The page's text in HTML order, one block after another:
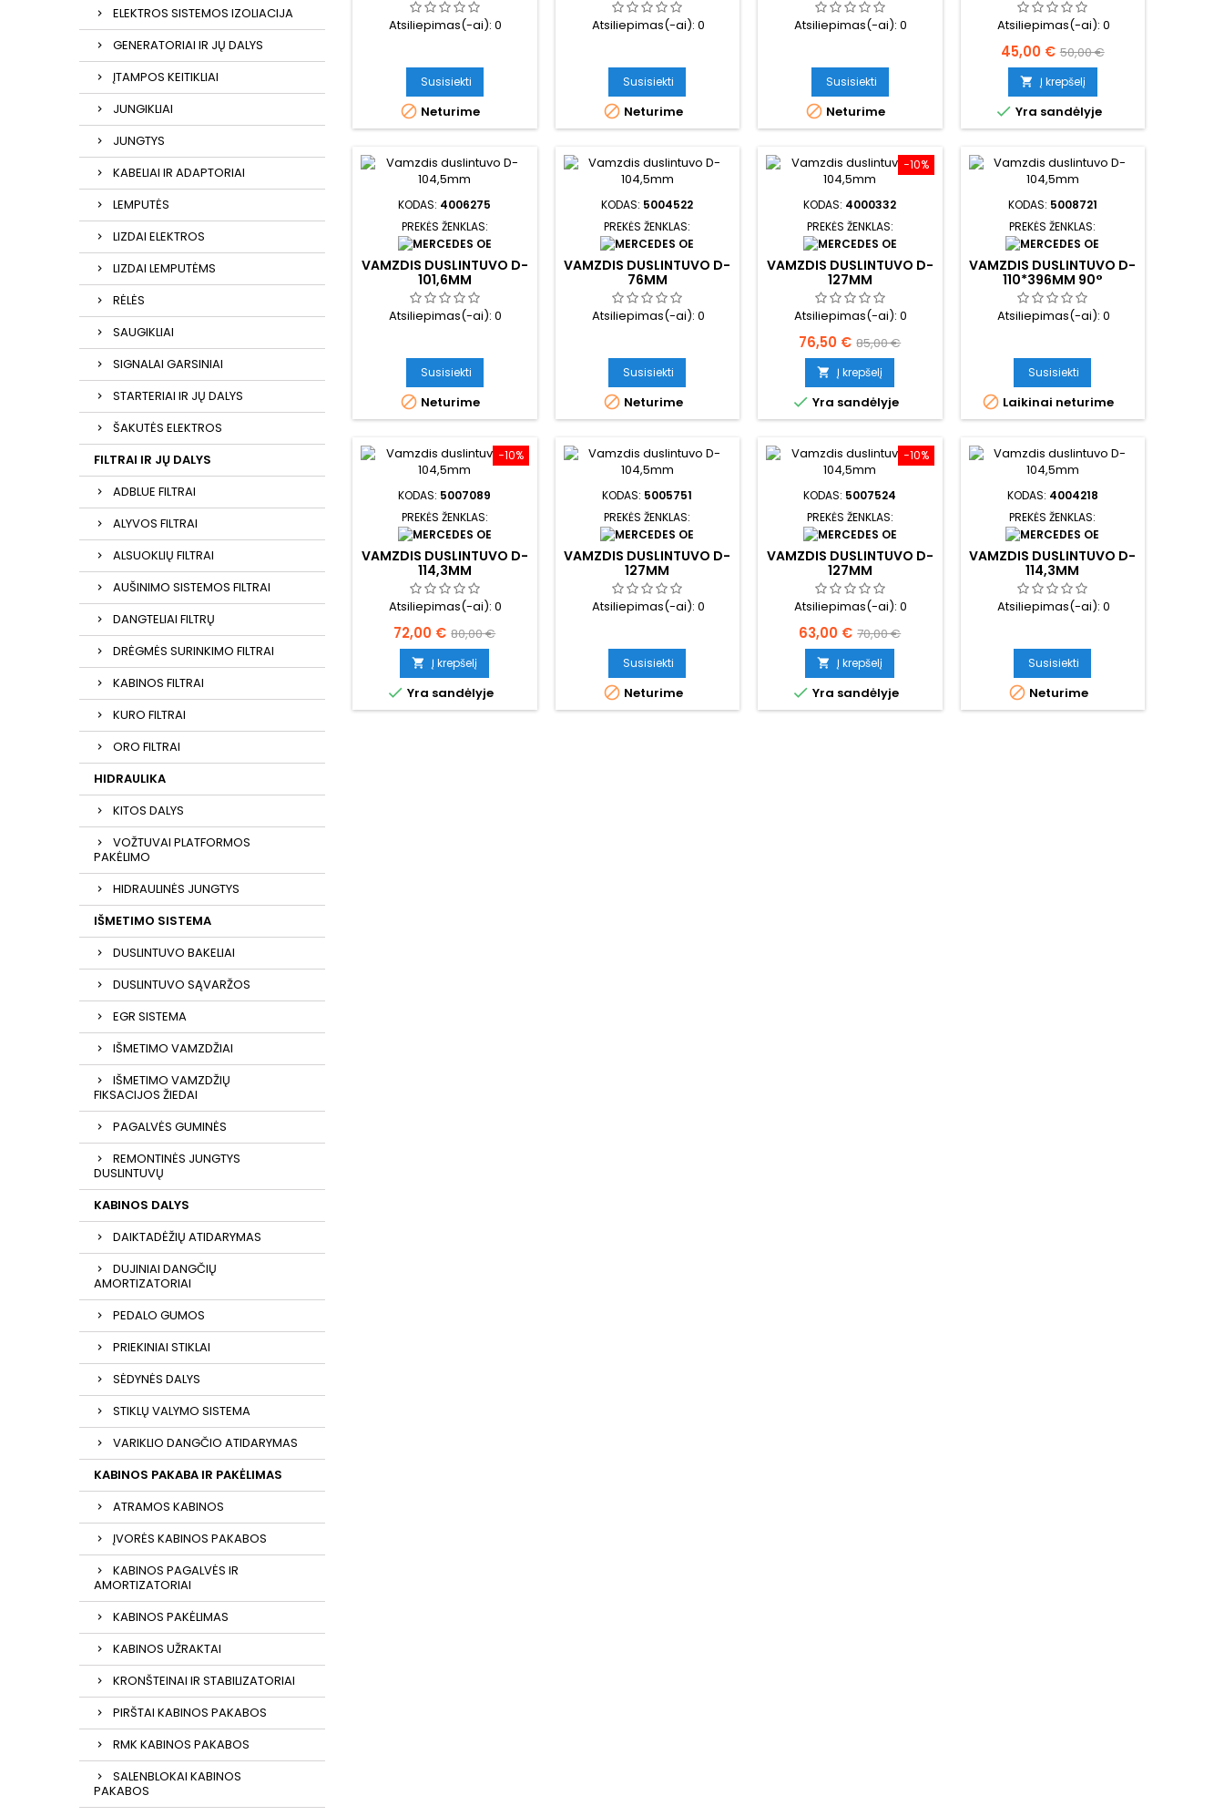
ELEKTROS SISTEMOS IZOLIACIJA
GENERATORIAI IR JŲ DALYS
ĮTAMPOS KEITIKLIAI
JUNGIKLIAI
JUNGTYS
KABELIAI IR ADAPTORIAI
LEMPUTĖS
LIZDAI ELEKTROS
LIZDAI LEMPUTĖMS
RĖLĖS
SAUGIKLIAI
SIGNALAI GARSINIAI
STARTERIAI IR JŲ DALYS
ŠAKUTĖS ELEKTROS
FILTRAI IR JŲ DALYS
ADBLUE FILTRAI
ALYVOS FILTRAI
ALSUOKLIŲ FILTRAI
AUŠINIMO SISTEMOS FILTRAI
DANGTELIAI FILTRŲ
DRĖGMĖS SURINKIMO FILTRAI
KABINOS FILTRAI
KURO FILTRAI
ORO FILTRAI
HIDRAULIKA
KITOS DALYS
VOŽTUVAI PLATFORMOS
PAKĖLIMO
HIDRAULINĖS JUNGTYS
IŠMETIMO SISTEMA
DUSLINTUVO BAKELIAI
DUSLINTUVO SĄVARŽOS
EGR SISTEMA
IŠMETIMO VAMZDŽIAI
IŠMETIMO VAMZDŽIŲ
FIKSACIJOS ŽIEDAI
PAGALVĖS GUMINĖS
REMONTINĖS JUNGTYS
DUSLINTUVŲ
KABINOS DALYS
DAIKTADĖŽIŲ ATIDARYMAS
DUJINIAI DANGČIŲ
AMORTIZATORIAI
PEDALO GUMOS
PRIEKINIAI STIKLAI
SĖDYNĖS DALYS
STIKLŲ VALYMO SISTEMA
VARIKLIO DANGČIO ATIDARYMAS
KABINOS PAKABA IR PAKĖLIMAS
ATRAMOS KABINOS
ĮVORĖS KABINOS PAKABOS
KABINOS PAGALVĖS IR
AMORTIZATORIAI
KABINOS PAKĖLIMAS
KABINOS UŽRAKTAI
KRONŠTEINAI IR STABILIZATORIAI
PIRŠTAI KABINOS PAKABOS
RMK KABINOS PAKABOS
SALENBLOKAI KABINOS
PAKABOS
Atsiliepimas(-ai):0
Susisiekti
 Neturime
Atsiliepimas(-ai): 0
Susisiekti
 Neturime
Atsiliepimas(-ai):0
Susisiekti
 Neturime
Atsiliepimas(-ai): 0
Kaina
45,00 € Bazinė
kaina
50,00 €
 Į krepšelį
 Yra sandėlyje
KODAS: 4006275
PREKĖS ŽENKLAS:
VAMZDIS DUSLINTUVO D-
101,6MM
Atsiliepimas(-ai):0
Susisiekti
 Neturime
KODAS: 5004522
PREKĖS ŽENKLAS:
VAMZDIS DUSLINTUVO D-
76MM
Atsiliepimas(-ai): 0
Susisiekti
 Neturime
−10%
KODAS: 4000332
PREKĖS ŽENKLAS:
VAMZDIS DUSLINTUVO D-
127MM
Atsiliepimas(-ai):0
Kaina
76,50 € Bazinė
kaina
85,00 €
 Į krepšelį
 Yra sandėlyje
KODAS: 5008721
PREKĖS ŽENKLAS:
VAMZDIS DUSLINTUVO D-
110*396MM 90°
Atsiliepimas(-ai): 0
Susisiekti
 Laikinai neturime
−10%
KODAS: 5007089
PREKĖS ŽENKLAS:
VAMZDIS DUSLINTUVO D-
114,3MM
Atsiliepimas(-ai):0
Kaina
72,00 € Bazinė
kaina
80,00 €
 Į krepšelį
 Yra sandėlyje
KODAS: 5005751
PREKĖS ŽENKLAS:
VAMZDIS DUSLINTUVO D-
127MM
Atsiliepimas(-ai): 0
Susisiekti
 Neturime
−10%
KODAS: 5007524
PREKĖS ŽENKLAS:
VAMZDIS DUSLINTUVO D-
127MM
Atsiliepimas(-ai):0
Kaina
63,00 € Bazinė
kaina
70,00 €
 Į krepšelį
 Yra sandėlyje
KODAS: 4004218
PREKĖS ŽENKLAS:
VAMZDIS DUSLINTUVO D-
114,3MM
Atsiliepimas(-ai): 0
Susisiekti
 Neturime